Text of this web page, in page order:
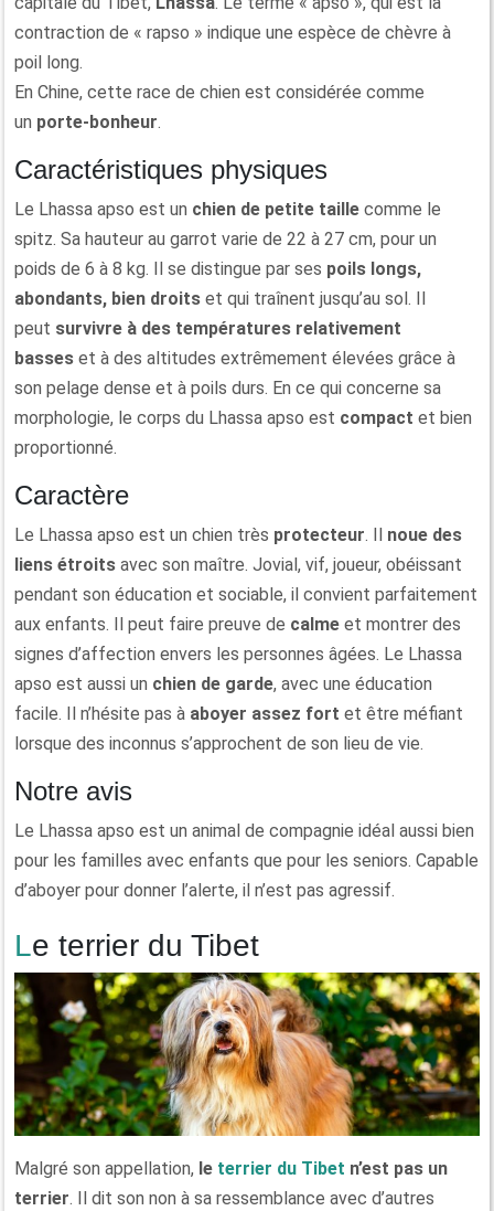
contraction de « rapso » indique une espèce de chèvre à
poil long.
En Chine, cette race de chien est considérée comme
un porte-bonheur.
Caractéristiques physiques
Le Lhassa apso est un chien de petite taille comme le
spitz. Sa hauteur au garrot varie de 22 à 27 cm, pour un
poids de 6 à 8 kg. Il se distingue par ses poils longs,
abondants, bien droits et qui traînent jusqu’au sol. Il
peut survivre à des températures relativement
basses et à des altitudes extrêmement élevées grâce à
son pelage dense et à poils durs. En ce qui concerne sa
morphologie, le corps du Lhassa apso est compact et bien
proportionné.
Caractère
Le Lhassa apso est un chien très protecteur. Il noue des
liens étroits avec son maître. Jovial, vif, joueur, obéissant
pendant son éducation et sociable, il convient parfaitement
aux enfants. Il peut faire preuve de calme et montrer des
signes d’affection envers les personnes âgées. Le Lhassa
apso est aussi un chien de garde, avec une éducation
facile. Il n’hésite pas à aboyer assez fort et être méfiant
lorsque des inconnus s’approchent de son lieu de vie.
Notre avis
Le Lhassa apso est un animal de compagnie idéal aussi bien
pour les familles avec enfants que pour les seniors. Capable
d’aboyer pour donner l’alerte, il n’est pas agressif.
Le terrier du Tibet
Malgré son appellation, le terrier du Tibet n’est pas un
terrier. Il dit son non à sa ressemblance avec d’autres